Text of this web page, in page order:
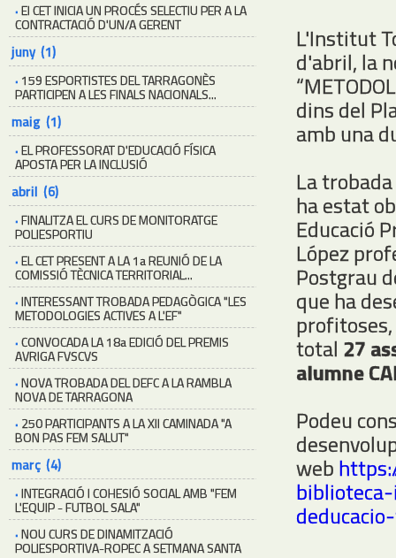
·El CET INICIA UN PROCÉS SELECTIU PER A LA
CONTRACTACIÓ D'UN/A GERENT
juny (1)
· 159 ESPORTISTES DEL TARRAGONÈS
PARTICIPEN A LES FINALS NACIONALS...
maig (1)
·EL PROFESSORAT D'EDUCACIÓ FÍSICA
APOSTA PER LA INCLUSIÓ
abril (6)
·FINALITZA EL CURS DE MONITORATGE
POLIESPORTIU
·EL CET PRESENT A LA 1a REUNIÓ DE LA
COMISSIÓ TÈCNICA TERRITORIAL...
·INTERESSANT TROBADA PEDAGÒGICA "LES
METODOLOGIES ACTIVES A L'EF"
·CONVOCADA LA 18a EDICIÓ DEL PREMIS
AVRIGA FVSCVS
·NOVA TROBADA DEL DEFC A LA RAMBLA
NOVA DE TARRAGONA
· 250 PARTICIPANTS A LA XII CAMINADA "A
BON PAS FEM SALUT"
març (4)
·INTEGRACIÓ I COHESIÓ SOCIAL AMB "FEM
L'EQUIP - FUTBOL SALA"
·NOU CURS DE DINAMITZACIÓ
POLIESPORTIVA-ROPEC A SETMANA SANTA
L'Institut
d'abril, la
dins del
amb una
La
ha estat
Educació
López
Postgrau
que ha
total 27
alumne
Podeu
web